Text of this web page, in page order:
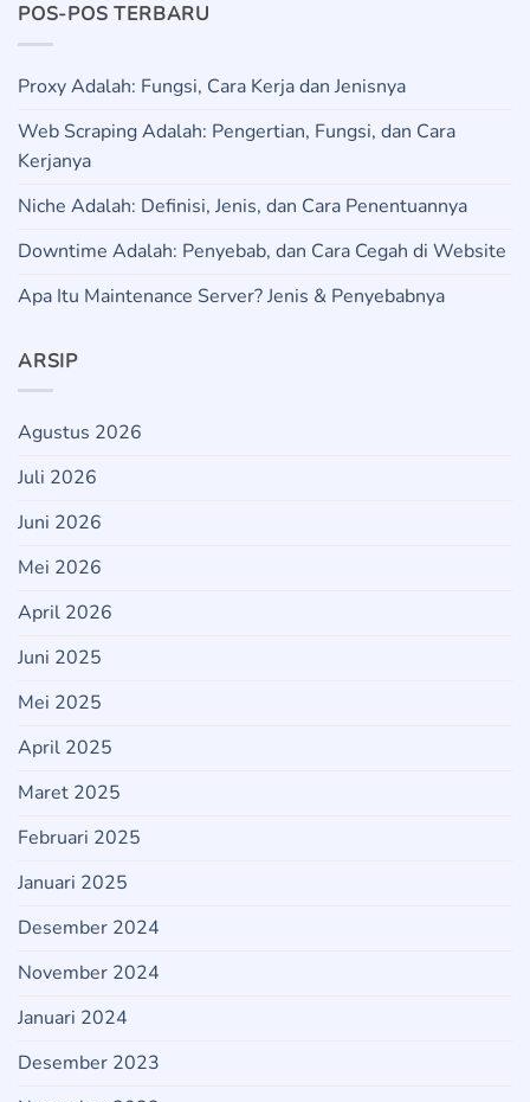
POS-POS TERBARU
Proxy Adalah: Fungsi, Cara Kerja dan Jenisnya
Web Scraping Adalah: Pengertian, Fungsi, dan Cara
Kerjanya
Niche Adalah: Definisi, Jenis, dan Cara Penentuannya
Downtime Adalah: Penyebab, dan Cara Cegah di Website
Apa Itu Maintenance Server? Jenis & Penyebabnya
ARSIP
Agustus 2026
Juli 2026
Juni 2026
Mei 2026
April 2026
Juni 2025
Mei 2025
April 2025
Maret 2025
Februari 2025
Januari 2025
Desember 2024
November 2024
Januari 2024
Desember 2023